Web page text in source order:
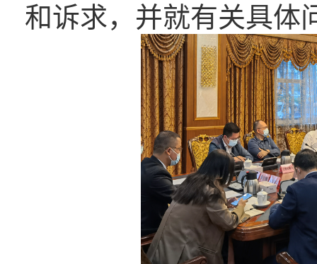
和诉求，并就有关具体